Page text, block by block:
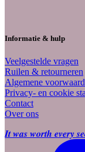
Informatie & hulp
Veelgestelde vragen
Ruilen & retourneren
Algemene
Privacy- en cookie
Contact
Over ons
𝑰𝒕 𝒘𝒂𝒔 𝒘𝒐𝒓𝒕𝒉 𝒆𝒗𝒆𝒓𝒚